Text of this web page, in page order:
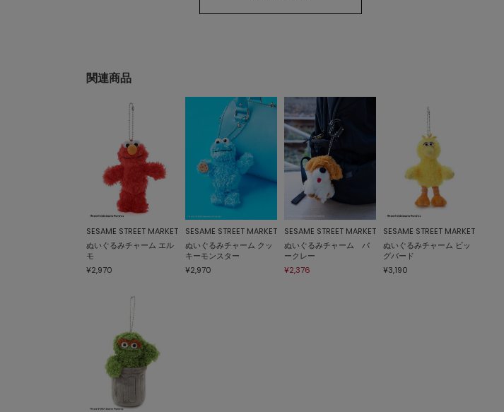
関連商品
SESAME STREET MARKET
ぬいぐるみチャーム エル
モ
¥2,970
SESAME STREET MARKET
ぬいぐるみチャーム クッ
キーモンスター
¥2,970
SESAME STREET MARKET
ぬいぐるみチャーム バ
ークレー
¥2,376
SESAME STREET MARKET
ぬいぐるみチャーム ビッ
グバード
¥3,190